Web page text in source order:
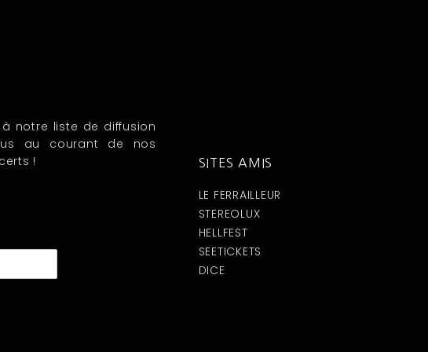
notre liste de diffusion
au courant de nos
!
SITES AMIS
LE FERRAILLEUR
STEREOLUX
HELLFEST
SEETICKETS
DICE